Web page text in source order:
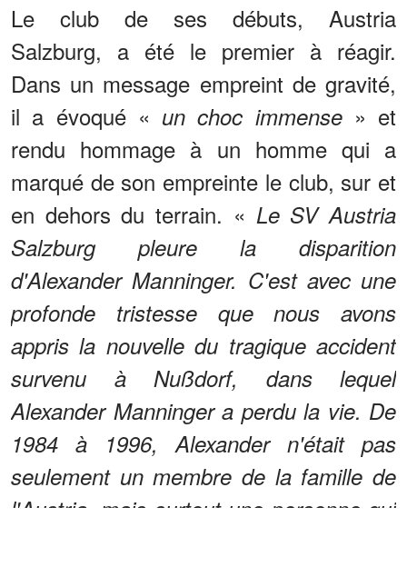
Le club de ses débuts, Austria
Salzburg, a été le premier à réagir.
Dans un message empreint de gravité,
il a évoqué « un choc immense» et
rendu hommage à un homme qui a
marqué de son empreinte le club, sur et
en dehors du terrain. « Le SV Austria
Salzburg pleure la disparition
d'Alexander Manninger. C'est avec une
profonde tristesse que nous avons
appris la nouvelle du tragique accident
survenu à Nußdorf, dans lequel
Alexander Manninger a perdu la vie. De
1984 à 1996, Alexander n'était pas
seulement un membre de la famille de
l'Austria, mais surtout une personne qui